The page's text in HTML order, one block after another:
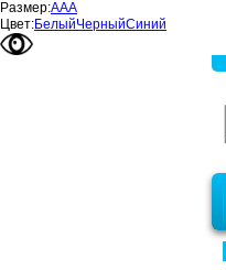
Размер:ААА
Цвет:БелыйЧерныйСиний